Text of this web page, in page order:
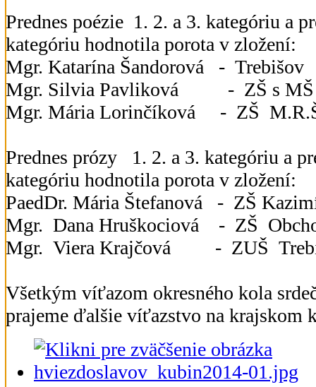
Prednes poézie 1. 2. a 3. kategóriu a
kategóriu hodnotila porota v zložení:
Mgr. Katarína Šandorová -
Mgr. Silvia Pavliková - ZŠ s
Mgr. Mária Lorinčíková - ZŠ
Prednes prózy 1. 2. a 3. kategóriu a
kategóriu hodnotila porota v zložení:
PaedDr. Mária Štefanová - ZŠ
Mgr. Dana Hruškociová - ZŠ
Mgr. Viera Krajčová - ZUŠ
Všetkým víťazom okresného kola
prajeme ďalšie víťazstvo na krajskom